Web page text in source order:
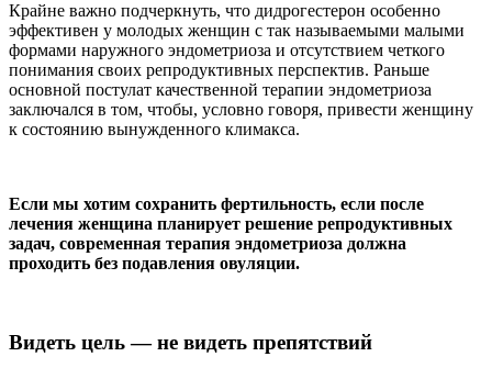
Крайне важно подчеркнуть, что дидрогестерон особенно
эффективен у молодых женщин с так называемыми малыми
формами наружного эндометриоза и отсутствием четкого
понимания своих репродуктивных перспектив. Раньше
основной постулат качественной терапии эндометриоза
заключался в том, чтобы, условно говоря, привести женщину
к состоянию вынужденного климакса.
Если мы хотим сохранить фертильность, если после
лечения женщина планирует решение репродуктивных
задач, современная терапия эндометриоза должна
проходить без подавления овуляции.
Видеть цель — не видеть препятствий